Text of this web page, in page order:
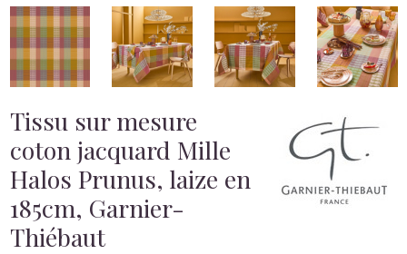
Tissu sur mesure
coton jacquard Mille
Halos Prunus, laize en
185cm, Garnier-
Thiébaut